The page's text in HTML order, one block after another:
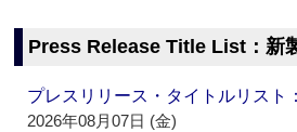
Press Release Title List：新
プレスリリース・タイトルリス
2026年08月07日 (金)